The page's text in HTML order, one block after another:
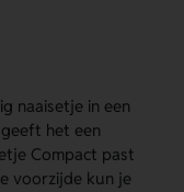
naaisetje in een
het een
Compact past
voorzijde kun je